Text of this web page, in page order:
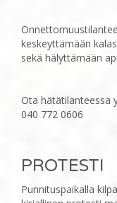
keskeyttämään
sekä hälyttämään
Ota hätätilanteessa
040 772 0606
PROTESTI
‎Punnituspaikalla